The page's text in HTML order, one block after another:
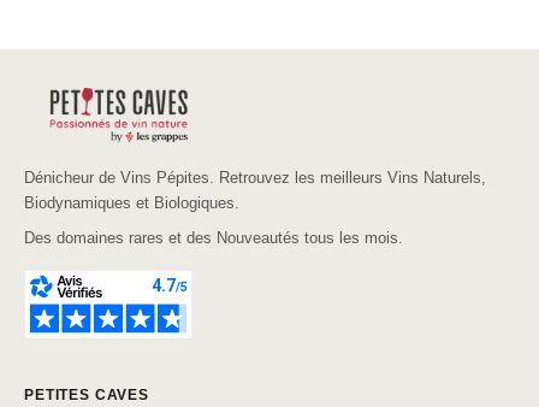
Dénicheur de Vins Pépites. Retrouvez les meilleurs Vins Naturels,
Biodynamiques et Biologiques.
Des domaines rares et des Nouveautés tous les mois.
PETITES CAVES